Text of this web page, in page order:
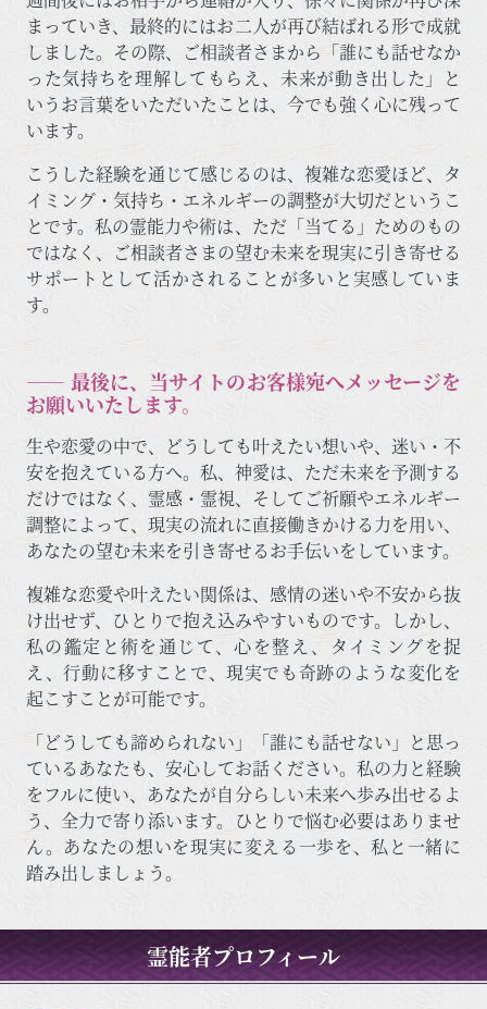
まっていき、最終的にはお二人が再び結ばれる形で成就
しました。その際、ご相談者さまから「誰にも話せなか
った気持ちを理解してもらえ、未来が動き出した」と
いうお言葉をいただいたことは、今でも強く心に残って
います。
こうした経験を通じて感じるのは、複雑な恋愛ほど、タ
イミング・気持ち・エネルギーの調整が大切だというこ
とです。私の霊能力や術は、ただ「当てる」ためのもの
ではなく、ご相談者さまの望む未来を現実に引き寄せる
サポートとして活かされることが多いと実感していま
す。
―― 最後に、当サイトのお客様宛へメッセージを
お願いいたします。
生や恋愛の中で、どうしても叶えたい想いや、迷い・不
安を抱えている方へ。私、神愛は、ただ未来を予測する
だけではなく、霊感・霊視、そしてご祈願やエネルギー
調整によって、現実の流れに直接働きかける力を用い、
あなたの望む未来を引き寄せるお手伝いをしています。
複雑な恋愛や叶えたい関係は、感情の迷いや不安から抜
け出せず、ひとりで抱え込みやすいものです。しかし、
私の鑑定と術を通じて、心を整え、タイミングを捉
え、行動に移すことで、現実でも奇跡のような変化を
起こすことが可能です。
「どうしても諦められない」「誰にも話せない」と思っ
ているあなたも、安心してお話ください。私の力と経験
をフルに使い、あなたが自分らしい未来へ歩み出せるよ
う、全力で寄り添います。ひとりで悩む必要はありませ
ん。あなたの想いを現実に変える一歩を、私と一緒に
踏み出しましょう。
霊能者プロフィール